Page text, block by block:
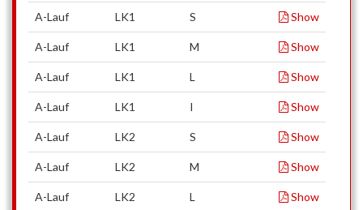
A-Lauf LK1 S Show
A-Lauf LK1 M Show
A-Lauf LK1 L Show
A-Lauf LK1 I Show
A-Lauf LK2 S Show
A-Lauf LK2 M Show
A-Lauf LK2 L Show